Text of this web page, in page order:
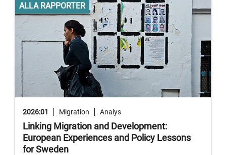
ALLA RAPPORTER
2026:01 Migration Analys
Linking Migration and Development:
European Experiences and Policy Lessons
for Sweden